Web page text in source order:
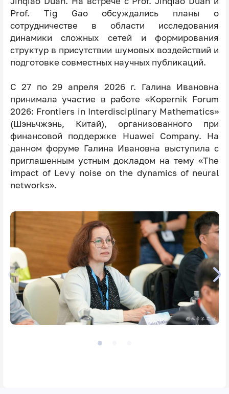
Prof. Tig Gao обсуждались планы о
сотрудничестве в области исследования
динамики сложных сетей и формирования
структур в присутствии шумовых воздействий и
подготовке совместных научных публикаций.
С 27 по 29 апреля 2026 г. Галина Ивановна
принимала участие в работе «Kopernik Forum
2026: Frontiers in Interdisciplinary Mathematics»
(Шэньчжэнь, Китай), организованного при
финансовой поддержке Huawei Company. На
данном форуме Галина Ивановна выступила с
приглашенным устным докладом на тему «The
impact of Levy noise on the dynamics of neural
networks».